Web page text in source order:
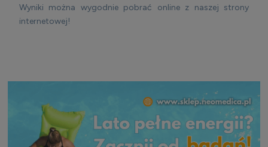
Wyniki można wygodnie pobrać online z naszej strony
internetowej!